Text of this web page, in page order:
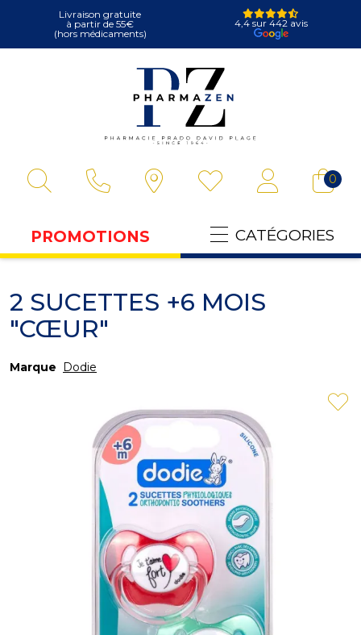
Livraison gratuite
à partir de 55€
(hors médicaments)
4,4 sur 442 avis
0
PROMOTIONS CATÉGORIES
2 SUCETTES +6 MOIS
"CŒUR"
Marque Dodie